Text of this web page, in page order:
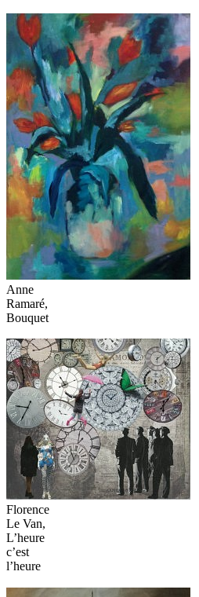
Anne
Ramaré,
Bouquet
Florence
Le Van,
L’heure
c’est
l’heure